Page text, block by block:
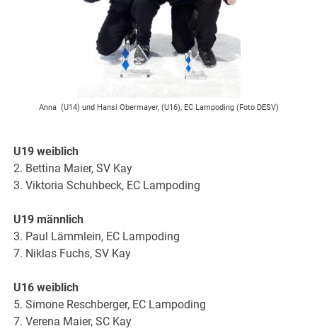
Anna (U14) und Hansi Obermayer, (U16), EC Lampoding (Foto DESV)
U19 weiblich
2. Bettina Maier, SV Kay
3. Viktoria Schuhbeck, EC Lampoding
U19 männlich
3. Paul Lämmlein, EC Lampoding
7. Niklas Fuchs, SV Kay
U16 weiblich
5. Simone Reschberger, EC Lampoding
7. Verena Maier, SC Kay